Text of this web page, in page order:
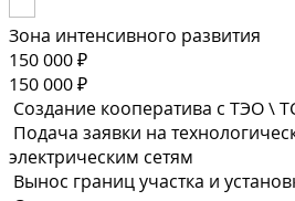
Зона интенсивного развития
150 000 ₽
150 000 ₽
Создание кооператива с ТЭО \
Подача заявки на
электрическим сетям
Вынос границ участка и